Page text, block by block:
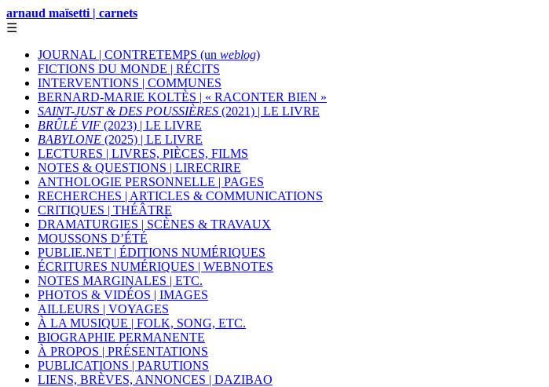
arnaud maïsetti | carnets
☰
JOURNAL | CONTRETEMPS (un weblog)
FICTIONS DU MONDE | RÉCITS
INTERVENTIONS | COMMUNES
BERNARD-MARIE KOLTÈS | « RACONTER BIEN »
SAINT-JUST & DES POUSSIÈRES (2021) | LE LIVRE
BRÛLÉ VIF (2023) | LE LIVRE
BABYLONE (2025) | LE LIVRE
LECTURES | LIVRES, PIÈCES, FILMS
NOTES & QUESTIONS | LIRECRIRE
ANTHOLOGIE PERSONNELLE | PAGES
RECHERCHES | ARTICLES & COMMUNICATIONS
CRITIQUES | THÉÂTRE
DRAMATURGIES | SCÈNES & TRAVAUX
MOUSSONS D’ÉTÉ
PUBLIE.NET | ÉDITIONS NUMÉRIQUES
ÉCRITURES NUMÉRIQUES | WEBNOTES
NOTES MARGINALES | ETC.
PHOTOS & VIDÉOS | IMAGES
AILLEURS | VOYAGES
À LA MUSIQUE | FOLK, SONG, ETC.
BIOGRAPHIE PERMANENTE
À PROPOS | PRÉSENTATIONS
PUBLICATIONS | PARUTIONS
LIENS, BRÈVES, ANNONCES | DAZIBAO